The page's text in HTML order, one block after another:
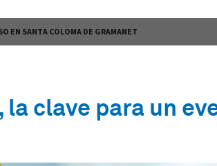
EN SANTA COLOMA DE GRAMANET
clave para un